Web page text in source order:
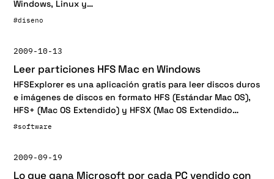
Windows, Linux y…
#diseno
2009-10-13
Leer particiones HFS Mac en Windows
HFSExplorer es una aplicación gratis para leer discos duros
e imágenes de discos en formato HFS (Estándar Mac OS),
HFS+ (Mac OS Extendido) y HFSX (Mac OS Extendido…
#software
2009-09-19
Lo que gana Microsoft por cada PC vendido con